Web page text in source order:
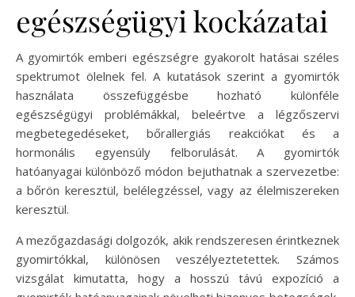
egészségügyi kockázatai
A gyomirtók emberi egészségre gyakorolt hatásai széles
spektrumot ölelnek fel. A kutatások szerint a gyomirtók
használata összefüggésbe hozható különféle
egészségügyi problémákkal, beleértve a légzőszervi
megbetegedéseket, bőrallergiás reakciókat és a
hormonális egyensúly felborulását. A gyomirtók
hatóanyagai különböző módon bejuthatnak a szervezetbe:
a bőrön keresztül, belélegzéssel, vagy az élelmiszereken
keresztül.
A mezőgazdasági dolgozók, akik rendszeresen érintkeznek
gyomirtókkal, különösen veszélyeztetettek. Számos
vizsgálat kimutatta, hogy a hosszú távú expozíció a